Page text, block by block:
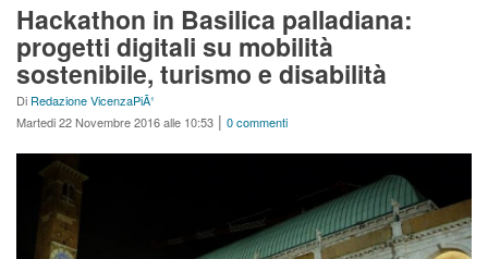
Hackathon in Basilica palladiana:
progetti digitali su mobilità
sostenibile, turismo e disabilità
Di Redazione VicenzaPiÃ¹
Martedi 22 Novembre 2016 alle 10:53 | 0 commenti